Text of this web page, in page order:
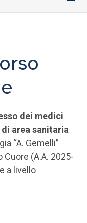
dei medici
area sanitaria
“A. Gemelli”
Cuore (A.A. 2025-
a livello